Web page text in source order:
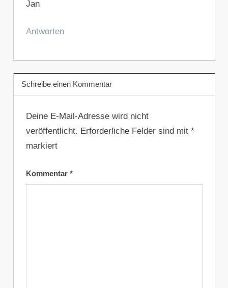
Jan
Antworten
Schreibe einen Kommentar
Deine E-Mail-Adresse wird nicht
veröffentlicht. Erforderliche Felder sind mit *
markiert
Kommentar *